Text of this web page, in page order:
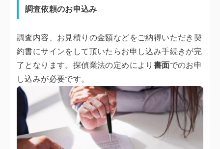
調査依頼のお申込み
調査内容、お見積りの金額などをご納得いただき契
約書にサインをして頂いたらお申し込み手続きが完
了となります。探偵業法の定めにより 書面でのお申
し込みが必要です。